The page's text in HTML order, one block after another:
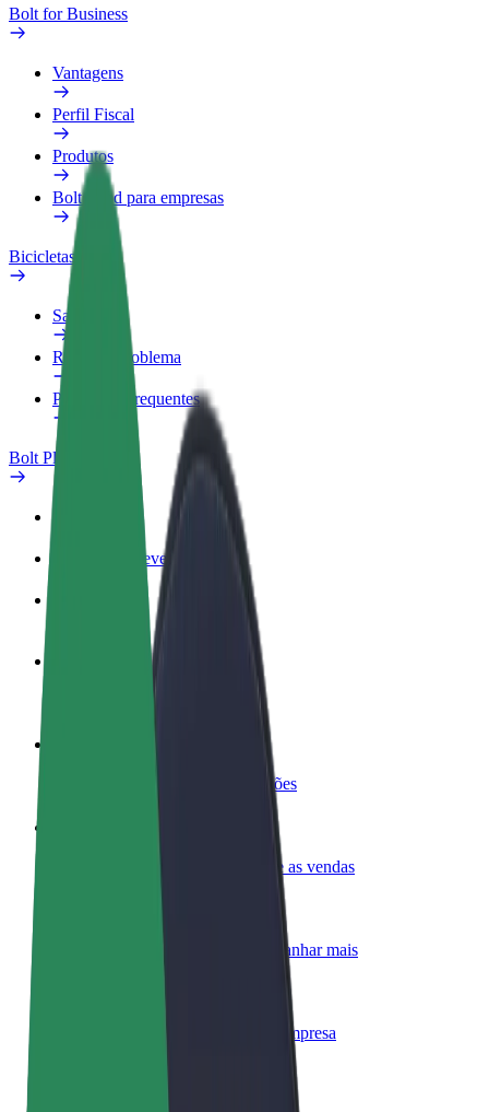
Bolt for Business
Vantagens
Perfil Fiscal
Produtos
Bolt Food para empresas
Bicicletas
Safety Lab
Reportar problema
Perguntas Frequentes
Bolt Plus
Como subscrever
Torne-se motorista
Ganhe dinheiro quando quiser
Ganhe dinheiro a entregar refeições
Chegue a mais clientes e aumente as vendas
Adicione a sua frota à Bolt para ganhar mais
Produtos da Bolt ajustados à sua empresa